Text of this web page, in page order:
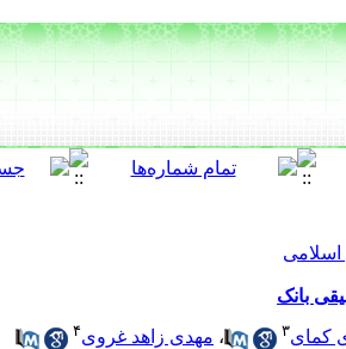
اسلامی
بانک
کمای۳ ، مهدی زاهد غروی۴